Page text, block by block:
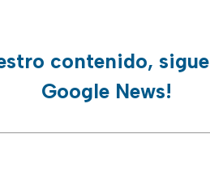
contenido,
Google News!